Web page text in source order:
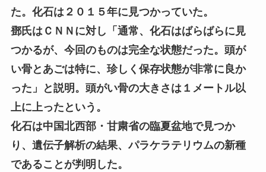
た。化石は２０１５年に見つかっていた。
鄧氏はＣＮＮに対し「通常、化石はばらばらに見
つかるが、今回のものは完全な状態だった。頭が
い骨とあごは特に、珍しく保存状態が非常に良か
った」と説明。頭がい骨の大きさは１メートル以
上に上ったという。
化石は中国北西部・甘粛省の臨夏盆地で見つか
り、遺伝子解析の結果、パラケラテリウムの新種
であることが判明した。